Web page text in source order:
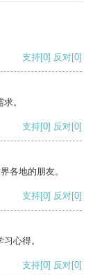
支持[0] 反对[0]
。
支持[0] 反对[0]
各地的朋友。
支持[0] 反对[0]
心得。
支持[0] 反对[0]